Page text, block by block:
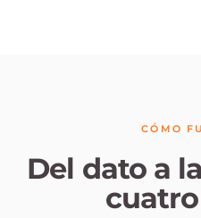
CÓMO
Del dato a